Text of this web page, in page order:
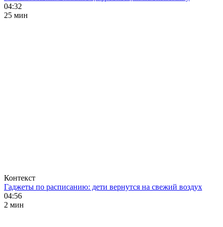
04:32
25 мин
Контекст
Гаджеты по расписанию: дети вернутся на свежий воздух
04:56
2 мин